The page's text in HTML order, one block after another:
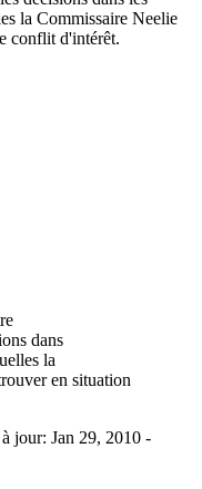
la Commissaire Neelie
conflit d'intérêt.
dans
la
en situation
jour: Jan 29, 2010 -